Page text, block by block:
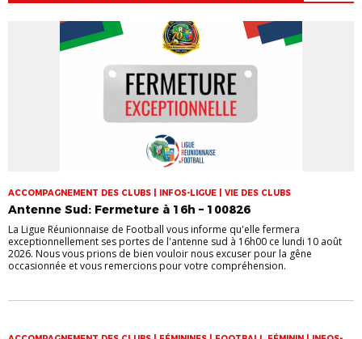
ACCOMPAGNEMENT DES CLUBS | INFOS-LIGUE | VIE DES CLUBS
Antenne Sud: Fermeture à 16h – 100826
La Ligue Réunionnaise de Football vous informe qu'elle fermera
exceptionnellement ses portes de l'antenne sud à 16h00 ce lundi 10 août
2026. Nous vous prions de bien vouloir nous excuser pour la gêne
occasionnée et vous remercions pour votre compréhension.